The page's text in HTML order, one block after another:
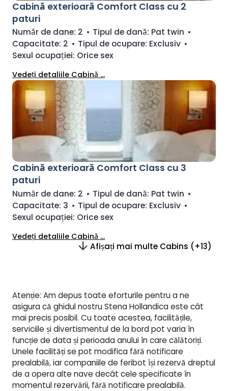
Cabină exterioară Comfort Class cu 2
paturi
Număr de dane: 2 • Tipul de dană: Pat twin •
Capacitate: 2 • Tipul de ocupare: Exclusiv •
Sexul ocupației: Orice sex
Vedeți detaliile Cabină ...
Cabină exterioară Comfort Class cu 3
paturi
Număr de dane: 2 • Tipul de dană: Pat twin •
Capacitate: 3 • Tipul de ocupare: Exclusiv •
Sexul ocupației: Orice sex
Vedeți detaliile Cabină ...
Afișați mai multe Cabins (+13)
Atenție: Am depus toate eforturile pentru a ne
asigura că ghidul nostru Stena Hollandica este cât
mai precis posibil. Cu toate acestea, facilitățile,
serviciile și divertismentul de la bord pot varia în
funcție de data și perioada anului în care călătoriți.
Unele facilități se pot modifica fără notificare
prealabilă, iar companiile de feribot își rezervă dreptul
de a opera alte nave decât cele specificate în
momentul rezervării, fără notificare prealabilă.